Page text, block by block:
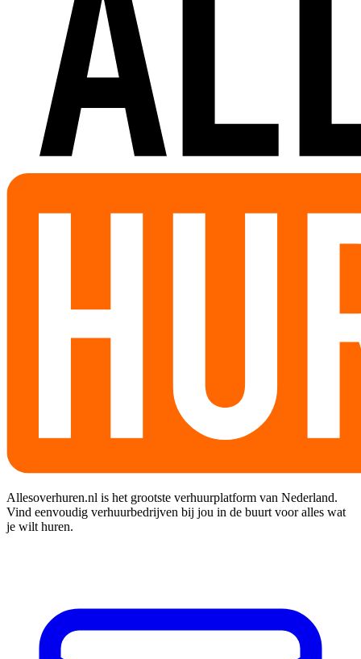
Allesoverhuren.nl is het grootste verhuurplatform van Nederland.
Vind eenvoudig verhuurbedrijven bij jou in de buurt voor alles wat
je wilt huren.